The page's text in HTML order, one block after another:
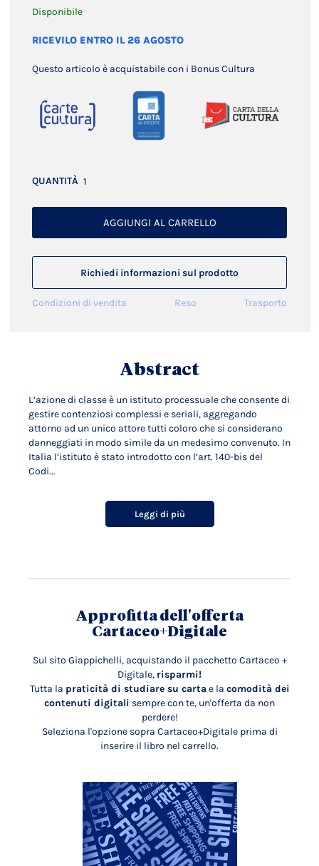
Disponibile
RICEVILO ENTRO IL 26 AGOSTO
Questo articolo è acquistabile con i Bonus Cultura
QUANTITÀ
AGGIUNGI AL CARRELLO
Richiedi informazioni sul prodotto
Condizioni di vendita Reso Trasporto
Abstract
L’azione di classe è un istituto processuale che consente di
gestire contenziosi complessi e seriali, aggregando
attorno ad un unico attore tutti coloro che si considerano
danneggiati in modo simile da un medesimo convenuto. In
Italia l’istituto è stato introdotto con l’art. 140-bis del
Codi...
Leggi di più
Approfitta dell'offerta
Cartaceo+Digitale
Sul sito Giappichelli, acquistando il pacchetto Cartaceo +
Digitale, risparmi!
Tutta la praticità di studiare su carta e la comodità dei
contenuti digitali sempre con te, un'offerta da non
perdere!
Seleziona l'opzione sopra Cartaceo+Digitale prima di
inserire il libro nel carrello.